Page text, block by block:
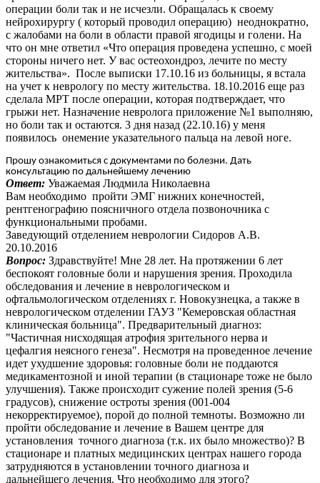
операции боли так и не исчезли. Обращалась к своему
нейрохирургу ( который проводил операцию) неоднократно,
с жалобами на боли в области правой ягодицы и голени. На
что он мне ответил «Что операция проведена успешно, с моей
стороны ничего нет. У вас остеохондроз, лечите по месту
жительства». После выписки 17.10.16 из больницы, я встала
на учет к неврологу по месту жительства. 18.10.2016 еще раз
сделала МРТ после операции, которая подтверждает, что
грыжи нет. Назначение невролога приложение №1 выполняю,
но боли так и остаются. 3 дня назад (22.10.16) у меня
появилось онемение указательного пальца на левой ноге.
Прошу ознакомиться с документами по болезни. Дать
консультацию по дальнейшему лечению
Ответ: Уважаемая Людмила Николаевна
Вам необходимо пройти ЭМГ нижних конечностей,
рентгенографию поясничного отдела позвоночника с
функциональными пробами.
Заведующий отделением неврологии Сидоров А.В.
20.10.2016
Вопрос: Здравствуйте! Мне 28 лет. На протяжении 6 лет
беспокоят головные боли и нарушения зрения. Проходила
обследования и лечение в неврологическом и
офтальмологическом отделениях г. Новокузнецка, а также в
неврологическом отделении ГАУЗ "Кемеровская областная
клиническая больница". Предварительный диагноз:
"Частичная нисходящая атрофия зрительного нерва и
цефалгия неясного генеза". Несмотря на проведенное лечение
идет ухудшение здоровья: головные боли не поддаются
медикаментозной и иной терапии (в стационаре тоже не было
улучшения). Также происходит сужение полей зрения (5-6
градусов), снижение остроты зрения (001-004
некорректируемое), порой до полной темноты. Возможно ли
пройти обследование и лечение в Вашем центре для
установления точного диагноза (т.к. их было множество)? В
стационаре и платных медицинских центрах нашего города
затрудняются в установлении точного диагноза и
дальнейшего лечения. Что необходимо для этого?